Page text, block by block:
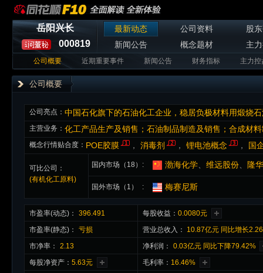
岳阳兴长
000819
最新动态 公司资料
股
新闻公告
概念题材 主
公司概要 近期重要事件 新闻公告 财务指标 主力控
公司概要
公司亮点： 中国石化旗下的石油化工企业，稳居负极材料用煅烧
主营业务： 化工产品生产及销售；石油制品制造及销售；合成材
概念行情贴合度： POE胶膜 ， 消毒剂 ， 锂电池概念 ， 国
可比公司：
(有机化工原料)
国内市场（18） 渤海化学 维远股份 隆
国外市场（1） 梅赛尼斯
市盈率(动态)： 396.491 每股收益： 0.0080元
市盈率(静态)：
亏损 营业总收入： 10.87亿元 同比增长
市净率：
2.13 净利润：
0.03亿元 同比下降79.42%
每股净资产： 5.63元 毛利率： 16.46%